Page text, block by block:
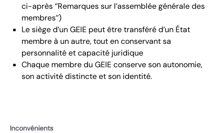
ci-après ‘’Remarques sur l’assemblée générale des
membres’’)
Le siège d’un GEIE peut être transféré d’un État
membre à un autre, tout en conservant sa
personnalité et capacité juridique
Chaque membre du GEIE conserve son autonomie,
son activité distincte et son identité.
Inconvénients